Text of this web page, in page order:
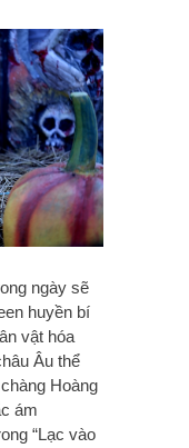
ngày sẽ
huyền bí
vật hóa
Âu thể
Hoàng
ám
“Lạc vào